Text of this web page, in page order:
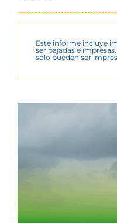
Este informe incluye
ser bajadas e
sólo pueden ser